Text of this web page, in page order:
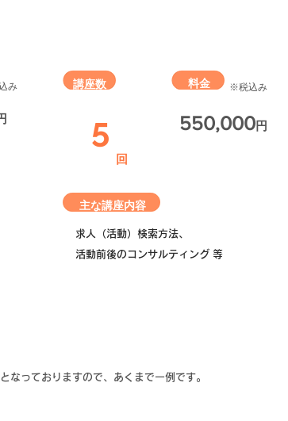
み ​講座数​
​回
5
​主な講座内容​​​
料金 ​※税込み
​550,000円
求人（活動）検索方法、
活動前後のコンサルティング 等
なっておりますので、あくまで一例です。